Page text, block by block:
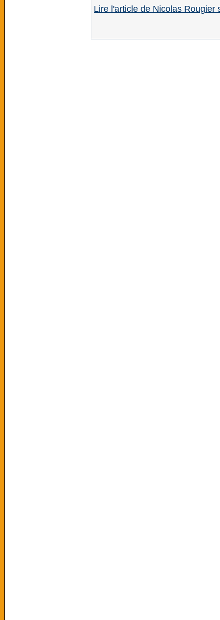
Lire l'article de Nicolas Rougier